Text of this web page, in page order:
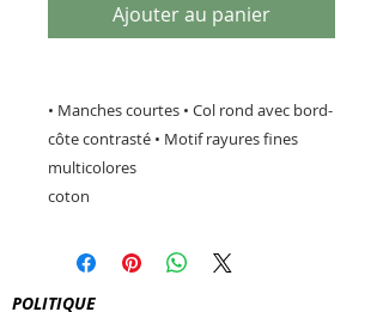
Ajouter au panier
• Manches courtes • Col rond avec bord-
côte contrasté • Motif rayures fines
multicolores
coton
POLITIQUE